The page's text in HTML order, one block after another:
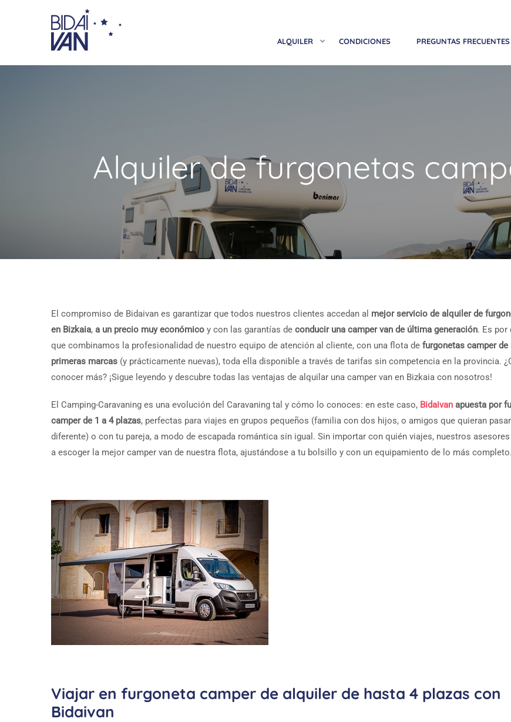
ALQUILER CONDICIONES PREGUNTAS FRECUENTES
Alquiler de furgonetas
El compromiso de Bidaivan es garantizar que todos nuestros clientes accedan al mejor servicio de alquiler de
en Bizkaia, a un precio muy económico y con las garantías de conducir una camper van de última generación. Es por
que combinamos la profesionalidad de nuestro equipo de atención al cliente, con una flota de furgonetas camper de
primeras marcas (y prácticamente nuevas), toda ella disponible a través de tarifas sin competencia en la provincia.
conocer más? ¡Sigue leyendo y descubre todas las ventajas de alquilar una camper van en Bizkaia con nosotros!
El Camping-Caravaning es una evolución del Caravaning tal y cómo lo conoces: en este caso, Bidaivan apuesta por
camper de 1 a 4 plazas, perfectas para viajes en grupos pequeños (familia con dos hijos, o amigos que quieran
diferente) o con tu pareja, a modo de escapada romántica sin igual. Sin importar con quién viajes, nuestros
a escoger la mejor camper van de nuestra flota, ajustándose a tu bolsillo y con un equipamiento de lo más completo.
Viajar en furgoneta camper de alquiler de hasta 4 plazas con
Bidaivan